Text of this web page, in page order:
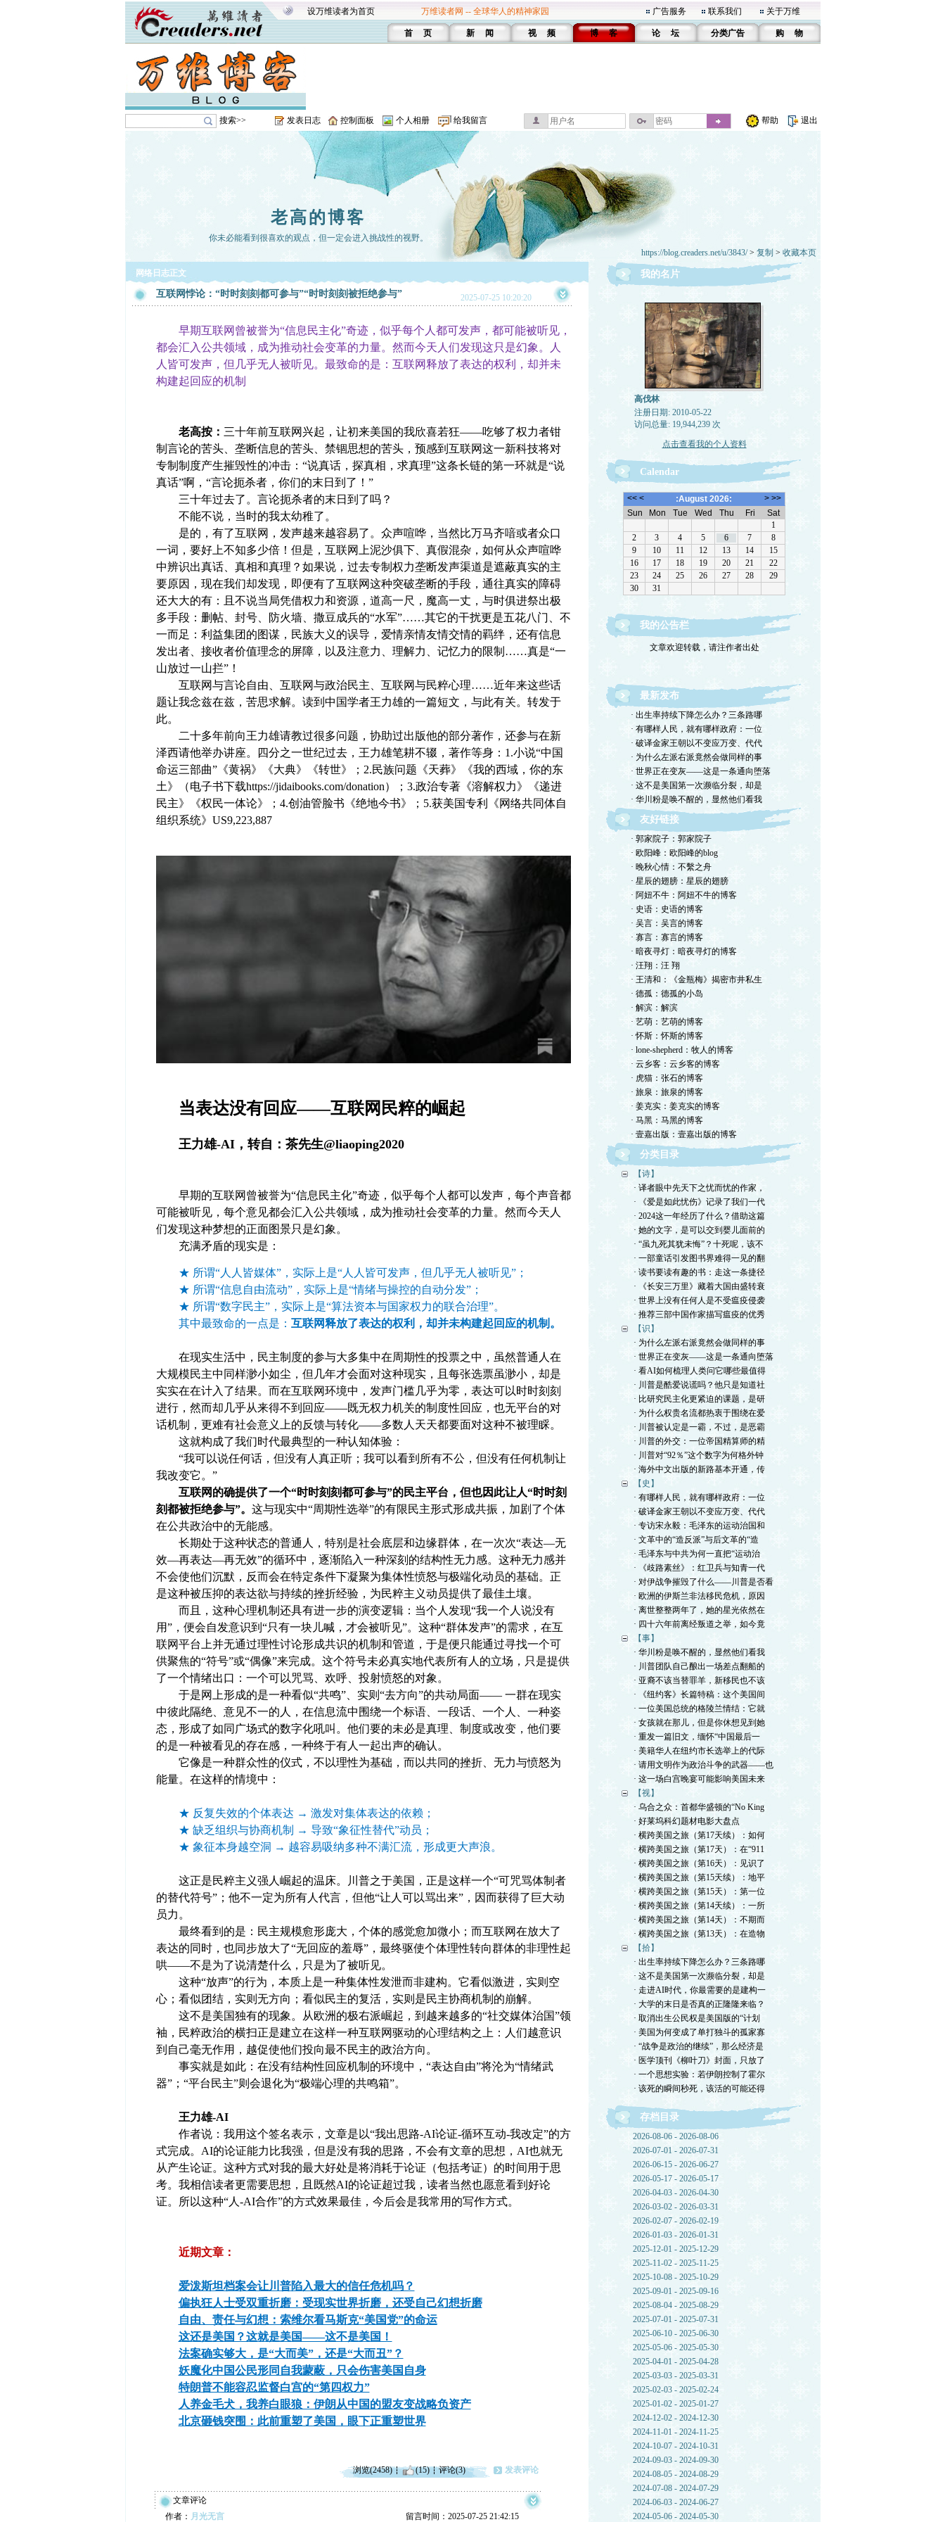
设万维读者为首页 万维读者网 -- 全球华人的精神家园 广告服务 联系我们 关于万维
首 页 新 闻 视 频 博 客 论 坛 分类广告 购 物
搜索>> 发表日志 控制面板 个人相册 给我留言 帮助 退出
老高的博客
你未必能看到很喜欢的观点，但一定会进入挑战性的视野。
https://blog.creaders.net/u/3843/> 复制 > 收藏本页
网络日志正文
互联网悖论：“时时刻刻都可参与”“时时刻刻被拒绝参与” 2025-07-25 10:20:20
早期互联网曾被誉为“信息民主化”奇迹，似乎每个人都可发声，都可能被听见，
都会汇入公共领域，成为推动社会变革的力量。然而今天人们发现这只是幻象。人
人皆可发声，但几乎无人被听见。最致命的是：互联网释放了表达的权利，却并未
构建起回应的机制
老高按： 三十年前互联网兴起，让初来美国的我欣喜若狂——吃够了权力者钳
制言论的苦头、垄断信息的苦头、禁锢思想的苦头，预感到互联网这一新科技将对
专制制度产生摧毁性的冲击：“说真话，探真相，求真理”这条长链的第一环就是“说
真话”啊，“言论扼杀者，你们的末日到了！”
三十年过去了。言论扼杀者的末日到了吗？
不能不说，当时的我太幼稚了。
是的，有了互联网，发声越来越容易了。众声喧哗，当然比万马齐喑或者众口
一词，要好上不知多少倍！但是，互联网上泥沙俱下、真假混杂，如何从众声喧哗
中辨识出真话、真相和真理？如果说，过去专制权力垄断发声渠道是遮蔽真实的主
要原因，现在我们却发现，即便有了互联网这种突破垄断的手段，通往真实的障碍
还大大的有：且不说当局凭借权力和资源，道高一尺，魔高一丈，与时俱进祭出极
多手段：删帖、封号、防火墙、撒豆成兵的“水军”……其它的干扰更是五花八门、不
一而足：利益集团的图谋，民族大义的误导，爱情亲情友情交情的羁绊，还有信息
发出者、接收者价值理念的屏障，以及注意力、理解力、记忆力的限制……真是“一
山放过一山拦”！
互联网与言论自由、互联网与政治民主、互联网与民粹心理……近年来这些话
题让我念兹在兹，苦思求解。读到中国学者王力雄的一篇短文，与此有关。转发于
此。
二十多年前向王力雄请教过很多问题，协助过出版他的部分著作，还参与在新
泽西请他举办讲座。四分之一世纪过去，王力雄笔耕不辍，著作等身：1.小说“中国
命运三部曲”《黄祸》《大典》《转世》；2.民族问题《天葬》《我的西域，你的东
土》（电子书下载https://jidaibooks.com/donation）；3.政治专著《溶解权力》《递进
民主》《权民一体论》；4.创油管脸书《绝地今书》；5.获美国专利《网络共同体自
组织系统》US9,223,887
当表达没有回应——互联网民粹的崛起
王力雄-AI，转自：茶先生@liaoping2020
早期的互联网曾被誉为“信息民主化”奇迹，似乎每个人都可以发声，每个声音都
可能被听见，每个意见都会汇入公共领域，成为推动社会变革的力量。然而今天人
们发现这种梦想的正面图景只是幻象。
充满矛盾的现实是：
★ 所谓“人人皆媒体”，实际上是“人人皆可发声，但几乎无人被听见”；
★ 所谓“信息自由流动”，实际上是“情绪与操控的自动分发”；
★ 所谓“数字民主”，实际上是“算法资本与国家权力的联合治理”。
其中最致命的一点是： 互联网释放了表达的权利，却并未构建起回应的机制。
在现实生活中，民主制度的参与大多集中在周期性的投票之中，虽然普通人在
大规模民主中同样渺小如尘，但几年才会面对这种现实，且每张选票虽渺小，却是
实实在在计入了结果。而在互联网环境中，发声门槛几乎为零，表达可以时时刻刻
进行，然而却几乎从来得不到回应——既无权力机关的制度性回应，也无平台的对
话机制，更难有社会意义上的反馈与转化——多数人天天都要面对这种不被理睬。
这就构成了我们时代最典型的一种认知体验：
“我可以说任何话，但没有人真正听；我可以看到所有不公，但没有任何机制让
我改变它。”
互联网的确提供了一个“时时刻刻都可参与”的民主平台，但也因此让人“时时刻
刻都被拒绝参与”。 这与现实中“周期性选举”的有限民主形式形成共振，加剧了个体
在公共政治中的无能感。
长期处于这种状态的普通人，特别是社会底层和边缘群体，在一次次“表达—无
效—再表达—再无效”的循环中，逐渐陷入一种深刻的结构性无力感。这种无力感并
不会使他们沉默，反而会在特定条件下凝聚为集体性愤怒与极端化动员的基础。正
是这种被压抑的表达欲与持续的挫折经验，为民粹主义动员提供了最佳土壤。
而且，这种心理机制还具有进一步的演变逻辑：当个人发现“我一个人说没有
用”，便会自发意识到“只有一块儿喊，才会被听见”。这种“群体发声”的需求，在互
联网平台上并无通过理性讨论形成共识的机制和管道，于是便只能通过寻找一个可
供聚焦的“符号”或“偶像”来完成。这个符号未必真实地代表所有人的立场，只是提供
了一个情绪出口：一个可以咒骂、欢呼、投射愤怒的对象。
于是网上形成的是一种看似“共鸣”、实则“去方向”的共动局面—— 一群在现实
中彼此隔绝、意见不一的人，在信息流中围绕一个标语、一段话、一个人、一种姿
态，形成了如同广场式的数字化吼叫。他们要的未必是真理、制度或改变，他们要
的是一种被看见的存在感，一种终于有人一起出声的确认。
它像是一种群众性的仪式，不以理性为基础，而以共同的挫折、无力与愤怒为
能量。在这样的情境中：
★ 反复失效的个体表达 → 激发对集体表达的依赖；
★ 缺乏组织与协商机制 → 导致“象征性替代”动员；
★ 象征本身越空洞 → 越容易吸纳多种不满汇流，形成更大声浪。
这正是民粹主义强人崛起的温床。川普之于美国，正是这样一个“可咒骂体制者
的替代符号”；他不一定为所有人代言，但他“让人可以骂出来”，因而获得了巨大动
员力。
最终看到的是：民主规模愈形庞大，个体的感觉愈加微小；而互联网在放大了
表达的同时，也同步放大了“无回应的羞辱”，最终驱使个体理性转向群体的非理性起
哄——不是为了说清楚什么，只是为了被听见。
这种“放声”的行为，本质上是一种集体性发泄而非建构。它看似激进，实则空
心；看似团结，实则无方向；看似民主的复活，实则是民主协商机制的崩解。
这不是美国独有的现象。从欧洲的极右派崛起，到越来越多的“社交媒体治国”领
袖，民粹政治的横扫正是建立在这样一种互联网驱动的心理结构之上：人们越意识
到自己毫无作用，越促使他们投向最不民主的政治方向。
事实就是如此：在没有结构性回应机制的环境中，“表达自由”将沦为“情绪武
器”；“平台民主”则会退化为“极端心理的共鸣箱”。
王力雄-AI
作者说：我用这个签名表示，文章是以“我出思路-AI论证-循环互动-我改定”的方
式完成。AI的论证能力比我强，但是没有我的思路，不会有文章的思想，AI也就无
从产生论证。这种方式对我的最大好处是将消耗于论证（包括考证）的时间用于思
考。我相信读者更需要思想，且既然AI的论证超过我，读者当然也愿意看到好论
证。所以这种“人-AI合作”的方式效果最佳，今后会是我常用的写作方式。
近期文章：
爱泼斯坦档案会让川普陷入最大的信任危机吗？
偏执狂人士受双重折磨：受现实世界折磨，还受自己幻想折磨
自由、责任与幻想：索维尔看马斯克“美国党”的命运
这还是美国？这就是美国——这不是美国！
法案确实够大，是“大而美”，还是“大而丑”？
妖魔化中国公民形同自我蒙蔽，只会伤害美国自身
特朗普不能容忍监督白宫的“第四权力”
人养金毛犬，我养白眼狼：伊朗从中国的盟友变战略负资产
北京砸钱突围：此前重塑了美国，眼下正重塑世界
浏览(2458) (15) 评论(3) 发表评论
文章评论
作者： 月光无言 留言时间：2025-07-25 21:42:15
我的名片
高伐林
注册日期: 2010-05-22
访问总量: 19,944,239 次
点击查看我的个人资料
Calendar
我的公告栏
文章欢迎转载，请注作者出处
最新发布
· 出生率持续下降怎么办？三条路哪
· 有哪样人民，就有哪样政府：一位
· 破译金家王朝以不变应万变、代代
· 为什么左派右派竟然会做同样的事
· 世界正在变灰——这是一条通向堕落
· 这不是美国第一次濒临分裂，却是
· 华川粉是唤不醒的，显然他们看我
友好链接
· 郭家院子：郭家院子
· 欧阳峰：欧阳峰的blog
· 晚秋心情：不繫之舟
· 星辰的翅膀：星辰的翅膀
· 阿妞不牛：阿妞不牛的博客
· 史语：史语的博客
· 吴言：吴言的博客
· 寡言：寡言的博客
· 暗夜寻灯：暗夜寻灯的博客
· 汪翔：汪 翔
· 王清和：《金瓶梅》揭密市井私生
· 德孤：德孤的小岛
· 解滨：解滨
· 艺萌：艺萌的博客
· 怀斯：怀斯的博客
· lone-shepherd：牧人的博客
· 云乡客：云乡客的博客
· 虎猫：张石的博客
· 旅泉：旅泉的博客
· 姜克实：姜克实的博客
· 马黑：马黑的博客
· 壹嘉出版：壹嘉出版的博客
分类目录
【诗】
· 译者眼中先天下之忧而忧的作家，
· 《爱是如此忧伤》记录了我们一代
· 2024这一年经历了什么？借助这篇
· 她的文字，是可以交到婴儿面前的
· “虽九死其犹未悔”？十死呢，该不
· 一部童话引发图书界难得一见的翻
· 读书要读有趣的书：走这一条捷径
· 《长安三万里》藏着大国由盛转衰
· 世界上没有任何人是不受瘟疫侵袭
· 推荐三部中国作家描写瘟疫的优秀
【识】
· 为什么左派右派竟然会做同样的事
· 世界正在变灰——这是一条通向堕落
· 看AI如何梳理人类问它哪些最值得
· 川普是酷爱说谎吗？他只是知道社
· 比研究民主化更紧迫的课题，是研
· 为什么权贵名流都热衷于围绕在爱
· 川普被认定是一霸，不过，是恶霸
· 川普的外交：一位帝国精算师的精
· 川普对“92％”这个数字为何格外钟
· 海外中文出版的新路基本开通，传
【史】
· 有哪样人民，就有哪样政府：一位
· 破译金家王朝以不变应万变、代代
· 专访宋永毅：毛泽东的运动治国和
· 文革中的“造反派”与后文革的“造
· 毛泽东与中共为何一直把“运动治
· 《歧路素丝》：红卫兵与知青一代
· 对伊战争摧毁了什么——川普是否看
· 欧洲的伊斯兰非法移民危机，原因
· 离世整整两年了，她的星光依然在
· 四十六年前离经叛道之举，如今竟
【事】
· 华川粉是唤不醒的，显然他们看我
· 川普团队自己酿出一场差点翻船的
· 亚裔不该当替罪羊，新移民也不该
· 《纽约客》长篇特稿：这个美国间
· 一位美国总统的格陵兰情结：它就
· 女孩就在那儿，但是你休想见到她
· 重发一篇旧文，缅怀“中国最后一
· 美籍华人在纽约市长选举上的代际
· 请用文明作为政治斗争的武器——也
· 这一场白宫晚宴可能影响美国未来
【视】
· 乌合之众：首都华盛顿的“No King
· 好莱坞科幻题材电影大盘点
· 横跨美国之旅（第17天续）：如何
· 横跨美国之旅（第17天）：在“911
· 横跨美国之旅（第16天）：见识了
· 横跨美国之旅（第15天续）：地平
· 横跨美国之旅（第15天）：第一位
· 横跨美国之旅（第14天续）：一所
· 横跨美国之旅（第14天）：不期而
· 横跨美国之旅（第13天）：在造物
【拾】
· 出生率持续下降怎么办？三条路哪
· 这不是美国第一次濒临分裂，却是
· 走进AI时代，你最需要的是建构一
· 大学的末日是否真的正隆隆来临？
· 取消出生公民权是美国版的“计划
· 美国为何变成了单打独斗的孤家寡
· “战争是政治的继续”，那么经济是
· 医学顶刊《柳叶刀》封面，只放了
· 一个思想实验：若伊朗控制了霍尔
· 该死的瞬间秒死，该活的可能还得
存档目录
2026-08-06 - 2026-08-06
2026-07-01 - 2026-07-31
2026-06-15 - 2026-06-27
2026-05-17 - 2026-05-17
2026-04-03 - 2026-04-30
2026-03-02 - 2026-03-31
2026-02-07 - 2026-02-19
2026-01-03 - 2026-01-31
2025-12-01 - 2025-12-29
2025-11-02 - 2025-11-25
2025-10-08 - 2025-10-29
2025-09-01 - 2025-09-16
2025-08-04 - 2025-08-29
2025-07-01 - 2025-07-31
2025-06-10 - 2025-06-30
2025-05-06 - 2025-05-30
2025-04-01 - 2025-04-28
2025-03-03 - 2025-03-31
2025-02-03 - 2025-02-24
2025-01-02 - 2025-01-27
2024-12-02 - 2024-12-30
2024-11-01 - 2024-11-25
2024-10-07 - 2024-10-31
2024-09-03 - 2024-09-30
2024-08-05 - 2024-08-29
2024-07-08 - 2024-07-29
2024-06-03 - 2024-06-27
2024-05-06 - 2024-05-30